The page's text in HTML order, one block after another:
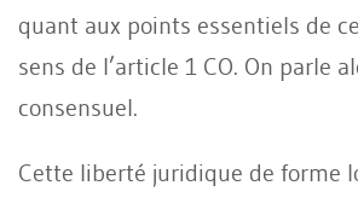
quant aux points essentiels de
sens de l’article 1 CO. On parle
consensuel.
Cette liberté juridique de forme